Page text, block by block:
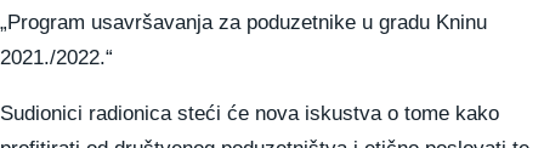
„Program usavršavanja za poduzetnike u gradu Kninu
2021./2022.“
Sudionici radionica steći će nova iskustva o tome kako